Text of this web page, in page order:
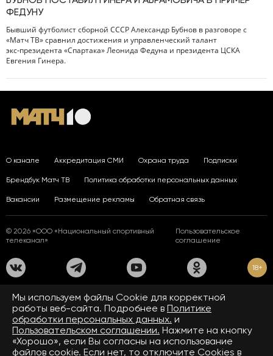
ФЕДУНУ
Бывший футболист сборной СССР Александр Бубнов в разговоре с
«Матч ТВ» сравнил достижения и управленческий талант
экс‑президента «Спартака» Леонида Федуна и президента ЦСКА
Евгения Гинера.
О канале Аккредитация СМИ Охрана труда Подписки
Брендбук Матч ТВ Политика обработки персональных данных
Вакансии Размещение рекламы Обратная связь
© 2026 «ООО «Национальный спортивный
телеканал»
Пользовательское
соглашение
18+
На сайте применяются рекомендательные технологии. Подробнее
Правилах применения рекомендательных технологий.
Средство массовой информации сетевое издание «www.matchtv.ru»
зарегистрировано Федеральной службой по надзору в сфере связи,
информационных технологий и массовых коммуникаций (Роскомнадзор).
Свидетельство о регистрации средства массовой информации ЭЛ № ФС 77 - 72390
от 28.02.2018. Название — www.matchtv.ru.
Мы используем файлы Сookie для корректной
работы веб-сайта. Подробнее в Политике
обработки персональных данных. и
Пользовательском соглашении. Нажмите на кнопку
«Хорошо», если Вы согласны на использование
файлов cookie. Если нет, то отключите Cookies в